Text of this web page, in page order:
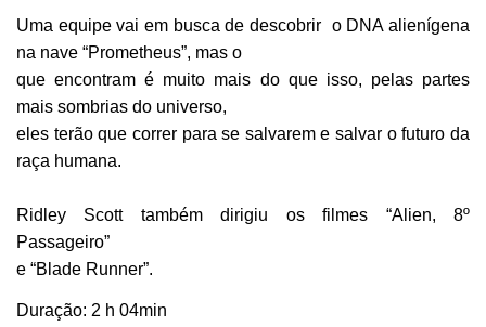
Uma equipe vai em busca de descobrir o DNA alienígena
na nave “Prometheus”, mas o
que encontram é muito mais do que isso, pelas partes
mais sombrias do universo,
eles terão que correr para se salvarem e salvar o futuro da
raça humana.
Ridley Scott também dirigiu os filmes “Alien, 8º
Passageiro”
e “Blade Runner”.
Duração: 2 h 04min